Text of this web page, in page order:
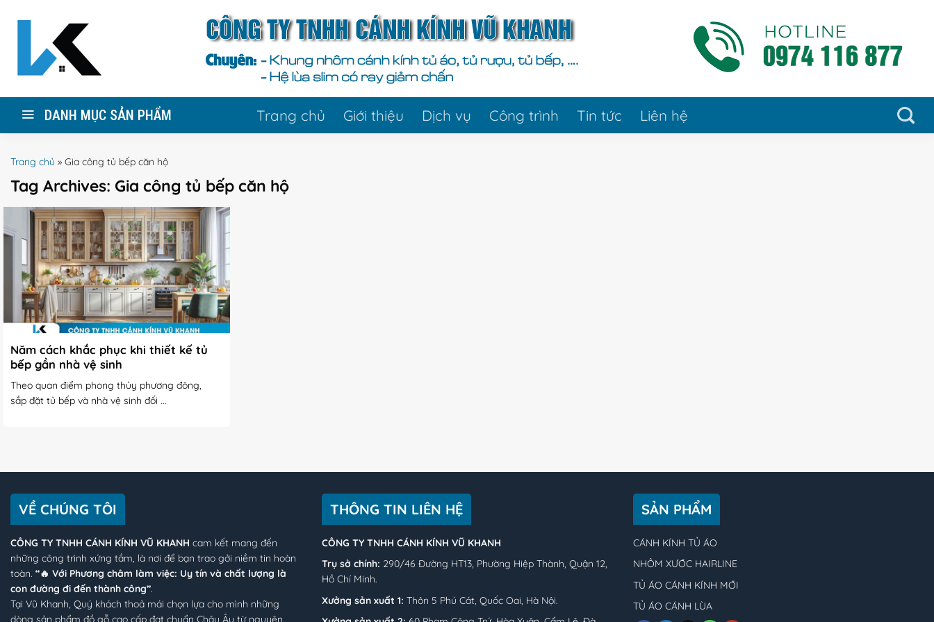
DANH MỤC SẢN PHẨM Trang chủ Giới thiệu Dịch vụ Công trình Tin tức Liên hệ
Trang chủ » Gia công tủ bếp căn hộ
Tag Archives: Gia công tủ bếp căn hộ
Năm cách khắc phục khi thiết kế tủ
bếp gần nhà vệ sinh
Theo quan điểm phong thủy phương đông,
sắp đặt tủ bếp và nhà vệ sinh đối ...
VỀ CHÚNG TÔI
CÔNG TY TNHH CÁNH KÍNH VŨ KHANH cam kết mang đến
những công trình xứng tầm, là nơi để bạn trao gởi niềm tin hoàn
toàn. “🔥 Với Phương châm làm việc: Uy tín và chất lượng là
con đường đi đến thành công”.
Tại Vũ Khanh, Quý khách thoả mái chọn lựa cho mình những
dòng sản phẩm đồ gỗ cao cấp đạt chuẩn Châu Âu từ nguyên
THÔNG TIN LIÊN HỆ
CÔNG TY TNHH CÁNH KÍNH VŨ KHANH
Trụ sở chính: 290/46 Đường HT13, Phường Hiệp Thành, Quận 12,
Hồ Chí Minh.
Xưởng sản xuất 1: Thôn 5 Phú Cát, Quốc Oai, Hà Nội.
SẢN PHẨM
CÁNH KÍNH TỦ ÁO
NHÔM XƯỚC HAIRLINE
TỦ ÁO CÁNH KÍNH MỚI
TỦ ÁO CÁNH LÙA